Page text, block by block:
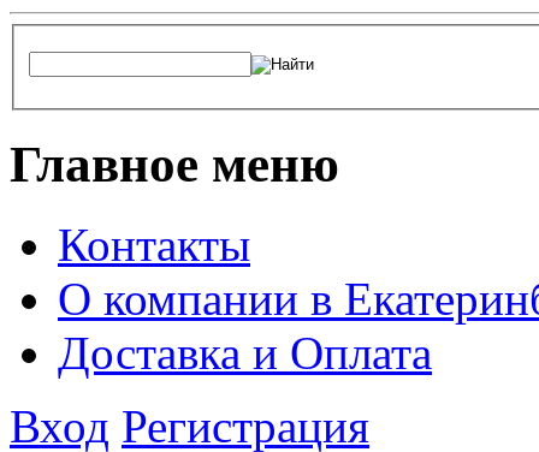
Главное меню
Контакты
О компании в
Доставка и Оплата
Вход Регистрация